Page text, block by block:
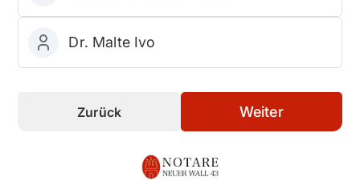
Dr. Malte Ivo
Zurück Weiter